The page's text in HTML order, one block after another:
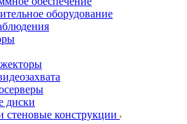
оборудование
диски
стеновые конструкции